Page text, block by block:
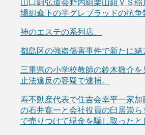
山口組弘道会野内組栗山組ＶＳ
場組傘下の半グレブラッドの抗争
神のエステの系列店。
都島区の強盗傷害事件で新たに緒
三重県の小学校教師の鈴木敬介
止法違反の容疑で逮捕。
寿不動産代表で住吉会幸平一家
の石井寛一と会社役員の臼居崇
で売りつけて現金を騙し取ったと